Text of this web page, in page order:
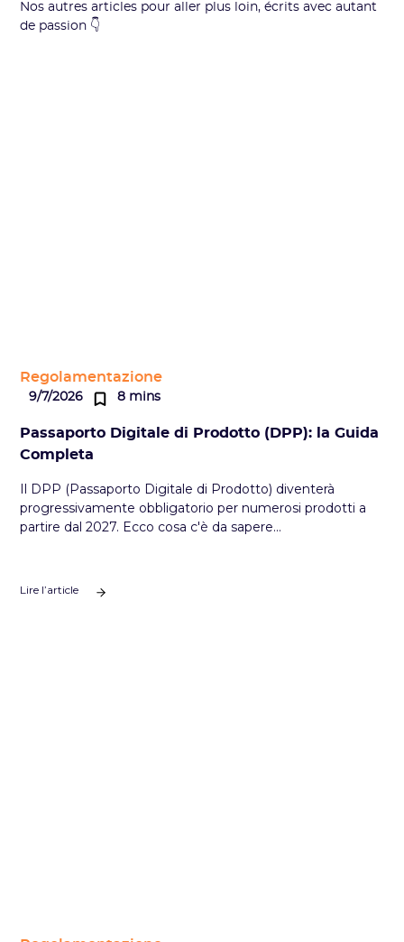
Nos autres articles pour aller plus loin, écrits avec autant
de passion 👇
Regolamentazione
9/7/2026 8 mins
Passaporto Digitale di Prodotto (DPP): la Guida
Completa
Il DPP (Passaporto Digitale di Prodotto) diventerà
progressivamente obbligatorio per numerosi prodotti a
partire dal 2027. Ecco cosa c'è da sapere...
Lire l’article